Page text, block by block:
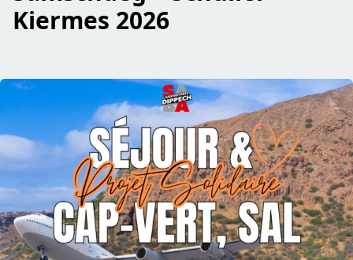
Kiermes 2026
read De Jugendtreff SABA Dippech engagéiert sech